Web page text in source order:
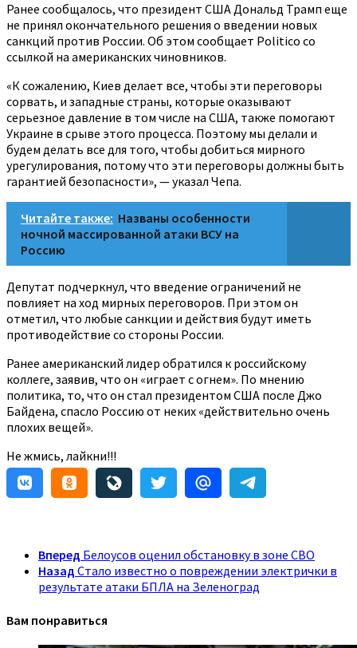
Ранее сообщалось, что президент США Дональд Трамп еще
не принял окончательного решения о введении новых
санкций против России. Об этом сообщает Politico со
ссылкой на американских чиновников.
«К сожалению, Киев делает все, чтобы эти переговоры
сорвать, и западные страны, которые оказывают
серьезное давление в том числе на США, также помогают
Украине в срыве этого процесса. Поэтому мы делали и
будем делать все для того, чтобы добиться мирного
урегулирования, потому что эти переговоры должны быть
гарантией безопасности», — указал Чепа.
Читайте также: Названы особенности
ночной массированной атаки ВСУ на
Россию
Депутат подчеркнул, что введение ограничений не
повлияет на ход мирных переговоров. При этом он
отметил, что любые санкции и действия будут иметь
противодействие со стороны России.
Ранее американский лидер обратился к российскому
коллеге, заявив, что он «играет с огнем». По мнению
политика, то, что он стал президентом США после Джо
Байдена, спасло Россию от неких «действительно очень
плохих вещей».
Не жмись, лайкни!!!
Вперед Белоусов оценил обстановку в зоне СВО
Назад Стало известно о повреждении электрички в
результате атаки БПЛА на Зеленоград
Вам понравиться